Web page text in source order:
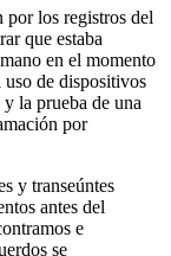
los registros del
que estaba
en el momento
de dispositivos
la prueba de una
por
y transeúntes
antes del
e
se